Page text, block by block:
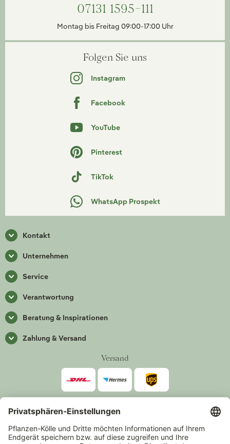
07131 1595-111
Montag bis Freitag 09:00-17:00 Uhr
Folgen Sie uns
Instagram
Facebook
YouTube
Pinterest
TikTok
WhatsApp Prospekt
Kontakt
Unternehmen
Service
Verantwortung
Beratung & Inspirationen
Zahlung & Versand
Versand
Zahlarten